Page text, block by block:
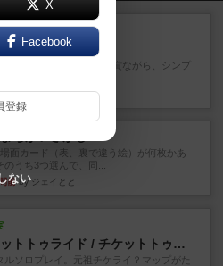
前のドイツ年間ゲーム大賞ながら、シンプ
単な小ゲームで今でも...
前by tamio
面カード（表、裏で違う絵）が何枚かあ
のうち3つ選んで、同...
前by ジェイとと
チケットトゥライド / チケットトゥライドアメリカ
ルソロプレイ。元祖チケライ？マップがた
X
Facebook
登録
ない